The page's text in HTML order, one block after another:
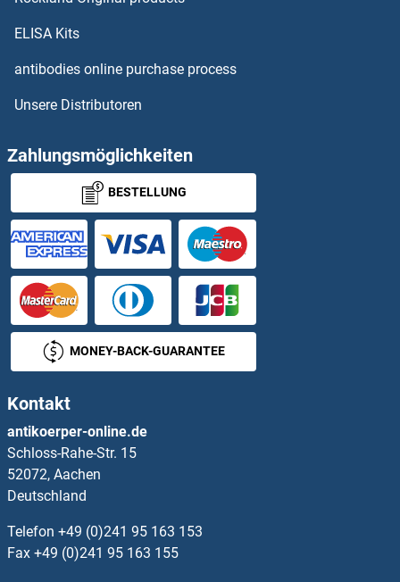
NDUFB4 Antikörper
NDUFB5 Antikörper
NDUFB6 Antikörper
NDUFB7 Antikörper
NDUFB8 Antikörper
NDUFB9 Antikörper
NDUFC1 Antikörper
NDUFC2 Antikörper
NDUFS1 Antikörper
NDUFS2 Antikörper
NDUFS3 Antikörper
NDUFS4 Antikörper
ELISA Kits
antibodies online purchase process
Unsere Distributoren
Zahlungsmöglichkeiten
BESTELLUNG
MONEY-BACK-GUARANTEE
Kontakt
antikoerper-online.de
Schloss-Rahe-Str. 15
52072, Aachen
Deutschland
Telefon +49 (0)241 95 163 153
Fax +49 (0)241 95 163 155